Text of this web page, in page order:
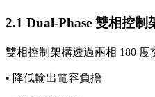
2.1 Dual-Phase 雙相控制
雙相控制架構透過兩相 180
• 降低輸出電容負擔